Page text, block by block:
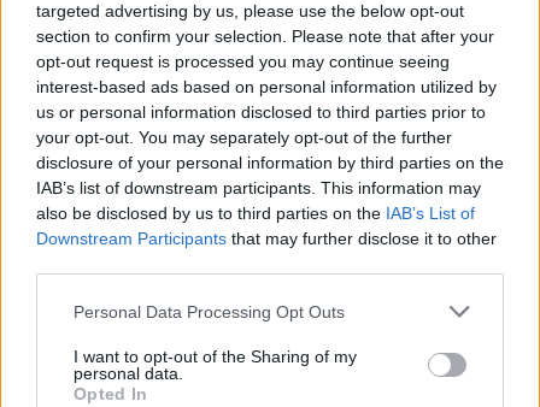
targeted advertising by us, please use the below opt-out
section to confirm your selection. Please note that after your
opt-out request is processed you may continue seeing
interest-based ads based on personal information utilized by
us or personal information disclosed to third parties prior to
your opt-out. You may separately opt-out of the further
disclosure of your personal information by third parties on the
IAB’s list of downstream participants. This information may
also be disclosed by us to third parties on the IAB’s List of
Downstream Participants that may further disclose it to other
Personal Data Processing Opt Outs
I want to opt-out of the Sharing of my
personal data.
Opted In